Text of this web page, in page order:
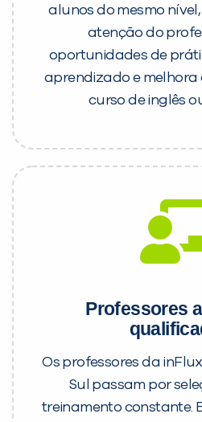
alunos do mesmo
atenção do
oportunidades de
aprendizado e melhora
curso de inglês
Professores
Os professores da
Sul passam por
treinamento constante.